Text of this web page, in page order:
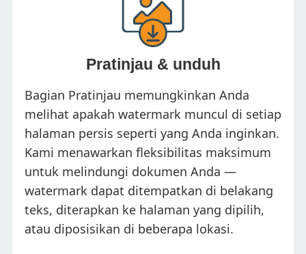
Pratinjau & unduh
Bagian Pratinjau memungkinkan Anda
melihat apakah watermark muncul di setiap
halaman persis seperti yang Anda inginkan.
Kami menawarkan fleksibilitas maksimum
untuk melindungi dokumen Anda —
watermark dapat ditempatkan di belakang
teks, diterapkan ke halaman yang dipilih,
atau diposisikan di beberapa lokasi.